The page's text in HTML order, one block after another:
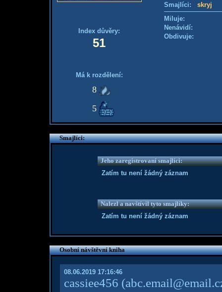
Index důvěry:
51
Má k rozdělení:
8
5
Smajlíci: skryj
Miluje:
Nenávidí:
Obdivuje:
Smajlíci:
Jeho zaregistrovaní smajlíci:
Zatím tu není žádný záznam
Nalezl a navštívil tyto smajlíky:
Zatím tu není žádný záznam
Osobní návštěvní kniha
08.06.2019 17:16:46
cassiee456